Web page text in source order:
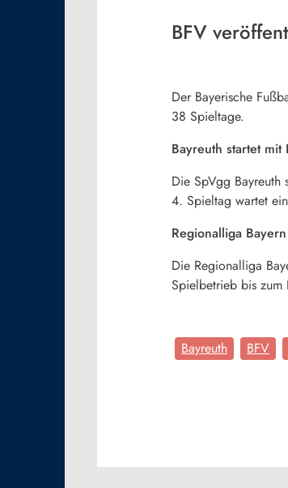
BFV
Der Bayerische
38 Spieltage.
Bayreuth startet mit
Die SpVgg
4. Spieltag wartet
Regionalliga
Die Regionalliga
Spielbetrieb bis
Bayreuth BFV